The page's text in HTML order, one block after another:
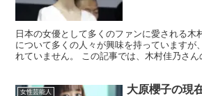
日本の女優として多くのファンに愛される木
について多くの人々が興味を持っていますが
れていません。 この記事では、木村佳乃さ
女性芸能人
大原櫻子の現